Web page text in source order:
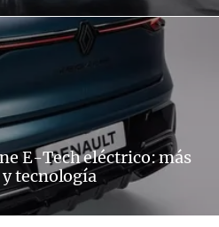
E-Tech eléctrico: más
tecnología